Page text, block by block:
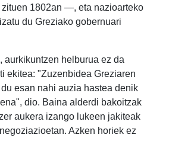
zituen 1802an —, eta nazioarteko
du Greziako gobernuari
aurkikuntzen helburua ez da
ekitea: "Zuzenbidea Greziaren
esan nahi auzia hastea denik
dio. Baina alderdi bakoitzak
aukera izango lukeen jakiteak
Azken horiek ez